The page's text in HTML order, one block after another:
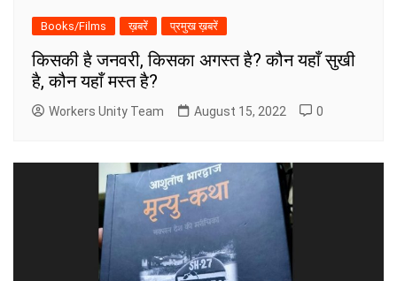
Books/Films ख़बरें प्रमुख ख़बरें
किसकी है जनवरी, किसका अगस्त है? कौन यहाँ सुखी
है, कौन यहाँ मस्त है?
Workers Unity Team August 15, 2022 0